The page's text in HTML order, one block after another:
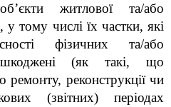
житлової та/або
у тому числі їх частки, які
фізичних та/або
(як такі, що
ремонту, реконструкції чи
(звітних) періодах